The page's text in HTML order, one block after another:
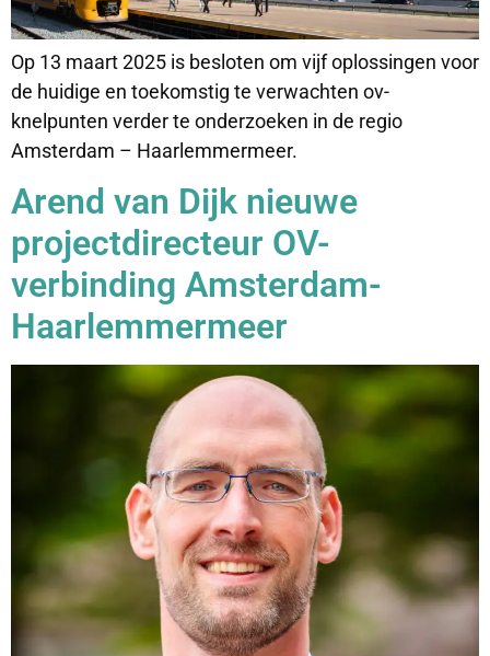
Op 13 maart 2025 is besloten om vijf oplossingen voor
de huidige en toekomstig te verwachten ov-
knelpunten verder te onderzoeken in de regio
Amsterdam – Haarlemmermeer.
Arend van Dijk nieuwe
projectdirecteur OV-
verbinding Amsterdam-
Haarlemmermeer